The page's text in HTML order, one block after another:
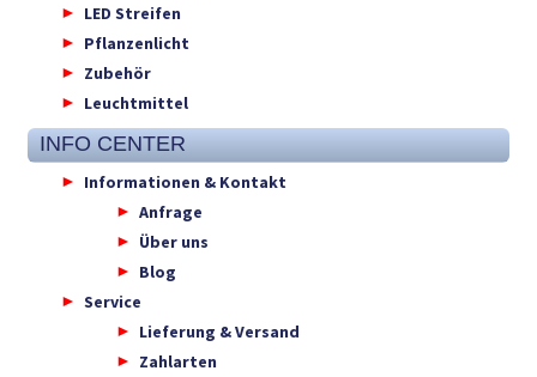
LED Streifen
Pflanzenlicht
Zubehör
Leuchtmittel
INFO CENTER
Informationen & Kontakt
Anfrage
Über uns
Blog
Service
Lieferung & Versand
Zahlarten